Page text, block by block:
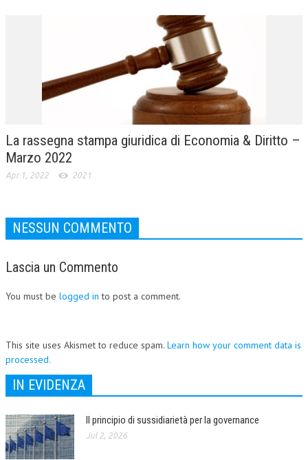
La rassegna stampa giuridica di Economia & Diritto –
Marzo 2022
Apr 1, 2022 2021
NESSUN COMMENTO
Lascia un Commento
You must be logged in to post a comment.
This site uses Akismet to reduce spam. Learn how your comment data is
processed.
IN EVIDENZA
Il principio di sussidiarietà per la governance
Jul 2, 2026